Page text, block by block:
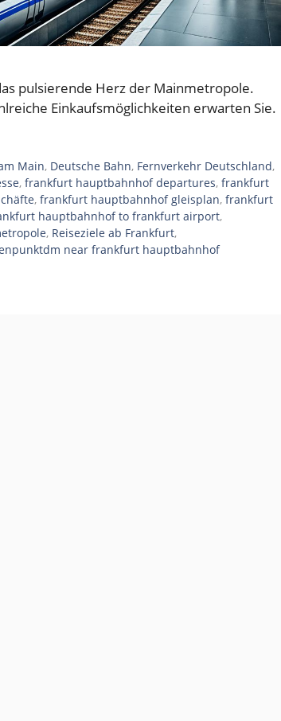
pulsierende Herz der Mainmetropole.
Einkaufsmöglichkeiten erwarten Sie.
Main, Deutsche Bahn, Fernverkehr Deutschland,
, frankfurt hauptbahnhof departures, frankfurt
, frankfurt hauptbahnhof gleisplan, frankfurt
hauptbahnhof to frankfurt airport,
, Reiseziele ab Frankfurt,
near frankfurt hauptbahnhof